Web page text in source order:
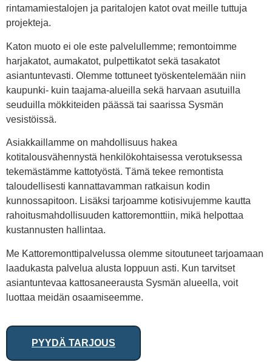
rintamamiestalojen ja paritalojen katot ovat meille tuttuja
projekteja.
Katon muoto ei ole este palvelullemme; remontoimme
harjakatot, aumakatot, pulpettikatot sekä tasakatot
asiantuntevasti. Olemme tottuneet työskentelemään niin
kaupunki- kuin taajama-alueilla sekä harvaan asutuilla
seuduilla mökkiteiden päässä tai saarissa Sysmän
vesistöissä.
Asiakkaillamme on mahdollisuus hakea
kotitalousvähennystä henkilökohtaisessa verotuksessa
tekemästämme kattotyöstä. Tämä tekee remontista
taloudellisesti kannattavamman ratkaisun kodin
kunnossapitoon. Lisäksi tarjoamme kotisivujemme kautta
rahoitusmahdollisuuden kattoremonttiin, mikä helpottaa
kustannusten hallintaa.
Me Kattoremonttipalvelussa olemme sitoutuneet tarjoamaan
laadukasta palvelua alusta loppuun asti. Kun tarvitset
asiantuntevaa kattosaneerausta Sysmän alueella, voit
luottaa meidän osaamiseemme.
PYYDÄ TARJOUS